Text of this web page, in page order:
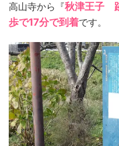
高山寺から『秋津王子
歩で17分で到着です。